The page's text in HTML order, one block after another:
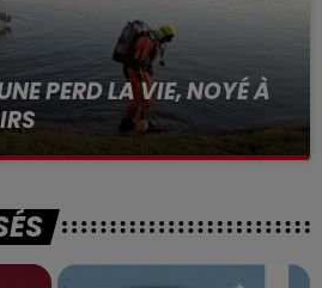
PERD LA VIE, NOYÉ À
pic